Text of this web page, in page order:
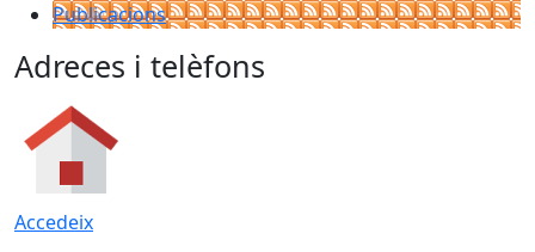
Publicacions
Adreces i telèfons
Accedeix